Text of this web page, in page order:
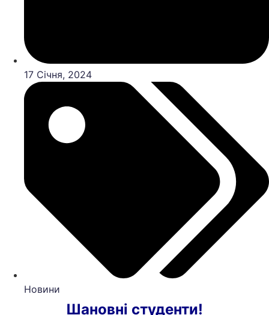
17 Січня, 2024
Новини
Шановні студенти!